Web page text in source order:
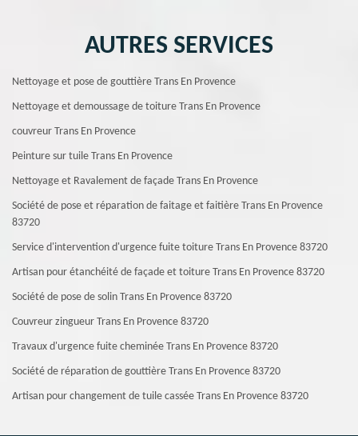
AUTRES SERVICES
Nettoyage et pose de gouttière Trans En Provence
Nettoyage et demoussage de toiture Trans En Provence
couvreur Trans En Provence
Peinture sur tuile Trans En Provence
Nettoyage et Ravalement de façade Trans En Provence
Société de pose et réparation de faitage et faitière Trans En Provence
83720
Service d'intervention d'urgence fuite toiture Trans En Provence 83720
Artisan pour étanchéité de façade et toiture Trans En Provence 83720
Société de pose de solin Trans En Provence 83720
Couvreur zingueur Trans En Provence 83720
Travaux d'urgence fuite cheminée Trans En Provence 83720
Société de réparation de gouttière Trans En Provence 83720
Artisan pour changement de tuile cassée Trans En Provence 83720